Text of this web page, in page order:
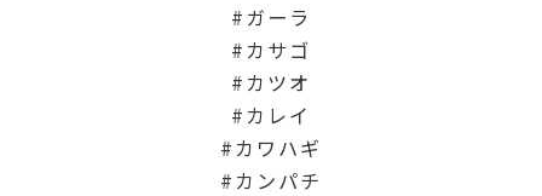
ガーラ
カサゴ
カツオ
カレイ
カワハギ
カンパチ